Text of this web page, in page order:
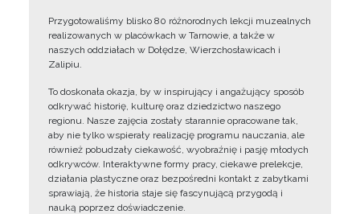
Przygotowaliśmy blisko 80 różnorodnych lekcji muzealnych
realizowanych w placówkach w Tarnowie, a także w
naszych oddziałach w Dołędze, Wierzchosławicach i
Zalipiu.
To doskonała okazja, by w inspirujący i angażujący sposób
odkrywać historię, kulturę oraz dziedzictwo naszego
regionu. Nasze zajęcia zostały starannie opracowane tak,
aby nie tylko wspierały realizację programu nauczania, ale
również pobudzały ciekawość, wyobraźnię i pasję młodych
odkrywców. Interaktywne formy pracy, ciekawe prelekcje,
działania plastyczne oraz bezpośredni kontakt z zabytkami
sprawiają, że historia staje się fascynującą przygodą i
nauką poprzez doświadczenie.